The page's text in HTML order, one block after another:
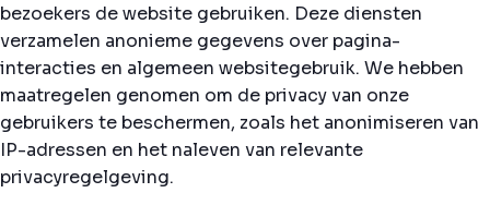
bezoekers de website gebruiken. Deze diensten
verzamelen anonieme gegevens over pagina-
interacties en algemeen websitegebruik. We hebben
maatregelen genomen om de privacy van onze
gebruikers te beschermen, zoals het anonimiseren van
IP-adressen en het naleven van relevante
privacyregelgeving.